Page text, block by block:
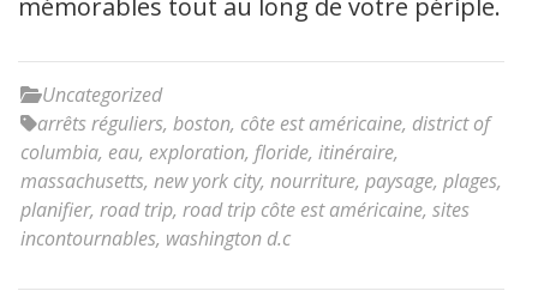
mémorables tout au long de votre périple.
Uncategorized
arrêts réguliers, boston, côte est américaine, district of
columbia, eau, exploration, floride, itinéraire,
massachusetts, new york city, nourriture, paysage, plages,
planifier, road trip, road trip côte est américaine, sites
incontournables, washington d.c